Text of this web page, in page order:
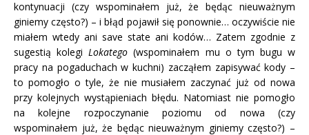
kontynuacji (czy wspominałem już, że będąc nieuważnym
giniemy często?) – i błąd pojawił się ponownie… oczywiście nie
miałem wtedy ani save state ani kodów… Zatem zgodnie z
sugestią kolegi Lokatego (wspominałem mu o tym bugu w
pracy na pogaduchach w kuchni) zacząłem zapisywać kody –
to pomogło o tyle, że nie musiałem zaczynać już od nowa
przy kolejnych wystąpieniach błędu. Natomiast nie pomogło
na kolejne rozpoczynanie poziomu od nowa (czy
wspominałem już, że będąc nieuważnym giniemy często?) –